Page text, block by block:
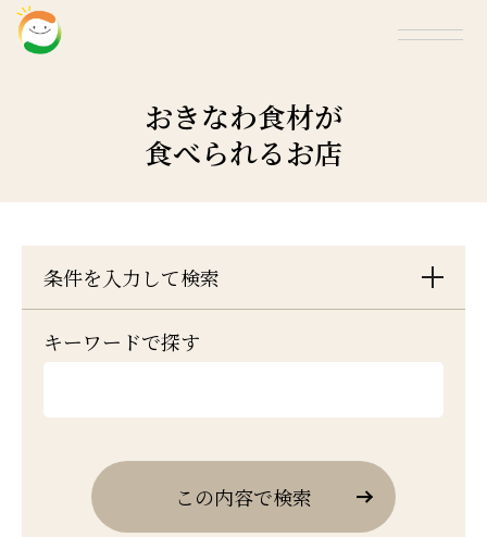
おきなわ食材が
食べられるお店
条件を入力して検索
キーワードで探す
この内容で検索